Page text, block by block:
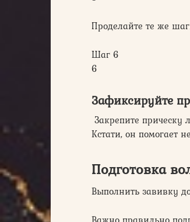
Проделайте те же
Шаг 6
6
Зафиксируйте
Закрепите прическу
Кстати, он помогает
Подготовка
Выполнить завивку